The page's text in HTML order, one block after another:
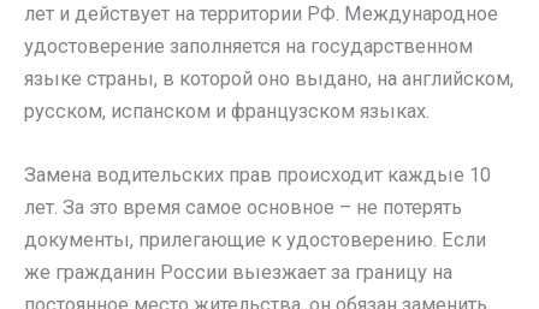
лет и действует на территории РФ. Международное
удостоверение заполняется на государственном
языке страны, в которой оно выдано, на английском,
русском, испанском и французском языках.
Замена водительских прав происходит каждые 10
лет. За это время самое основное – не потерять
документы, прилегающие к удостоверению. Если
же гражданин России выезжает за границу на